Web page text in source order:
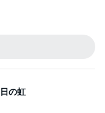
の虹